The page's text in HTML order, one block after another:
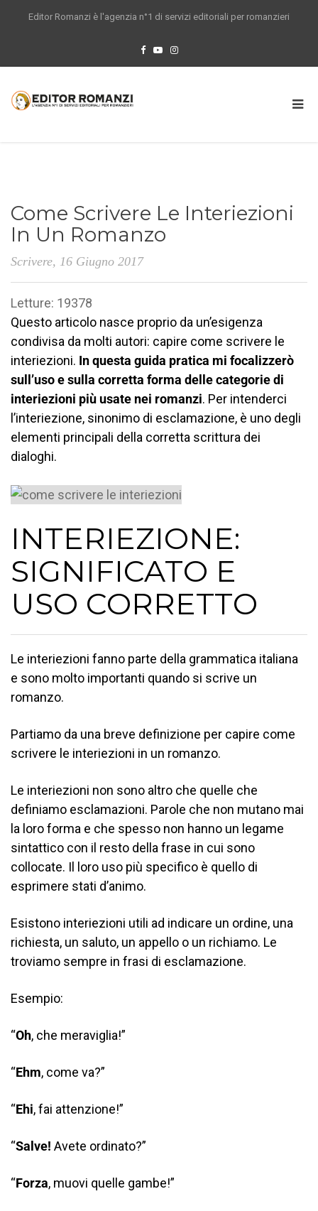
Editor Romanzi è l'agenzia n°1 di servizi editoriali per romanzieri
Come Scrivere Le Interiezioni
In Un Romanzo
Scrivere, 16 Giugno 2017
Letture: 19378
Questo articolo nasce proprio da un’esigenza
condivisa da molti autori: capire come scrivere le
interiezioni. In questa guida pratica mi focalizzerò
sull’uso e sulla corretta forma delle categorie di
interiezioni più usate nei romanzi. Per intenderci
l’interiezione, sinonimo di esclamazione, è uno degli
elementi principali della corretta scrittura dei
dialoghi.
INTERIEZIONE:
SIGNIFICATO E
USO CORRETTO
Le interiezioni fanno parte della grammatica italiana
e sono molto importanti quando si scrive un
romanzo.
Partiamo da una breve definizione per capire come
scrivere le interiezioni in un romanzo.
Le interiezioni non sono altro che quelle che
definiamo esclamazioni. Parole che non mutano mai
la loro forma e che spesso non hanno un legame
sintattico con il resto della frase in cui sono
collocate. Il loro uso più specifico è quello di
esprimere stati d’animo.
Esistono interiezioni utili ad indicare un ordine, una
richiesta, un saluto, un appello o un richiamo. Le
troviamo sempre in frasi di esclamazione.
Esempio:
“Oh, che meraviglia!”
“Ehm, come va?”
“Ehi, fai attenzione!”
“Salve! Avete ordinato?”
“Forza, muovi quelle gambe!”